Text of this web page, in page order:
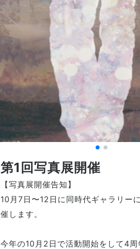
第1回写真展開催
【写真展開催告知】
10月7日〜12日に同時代ギャラリー
催します。
今年の10月2日で活動開始をして4周